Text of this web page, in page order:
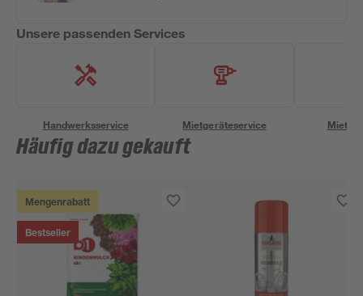
Unsere passenden Services
Handwerksservice Mietgeräteservice
Häufig dazu gekauft
Mengenrabatt
Bestseller